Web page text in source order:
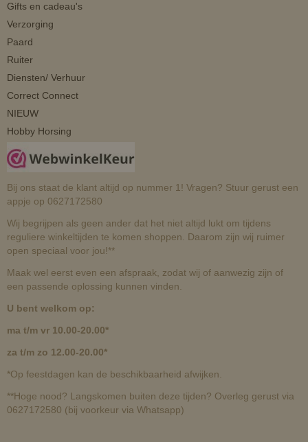
Gifts en cadeau's
Verzorging
Paard
Ruiter
Diensten/ Verhuur
Correct Connect
NIEUW
Hobby Horsing
Bij ons staat de klant altijd op nummer 1! Vragen? Stuur gerust een
appje op 0627172580
Wij begrijpen als geen ander dat het niet altijd lukt om tijdens
reguliere winkeltijden te komen shoppen. Daarom zijn wij ruimer
open speciaal voor jou!**
Maak wel eerst even een afspraak, zodat wij of aanwezig zijn of
een passende oplossing kunnen vinden.
U bent welkom op:
ma t/m vr 10.00-20.00*
za t/m zo 12.00-20.00*
*Op feestdagen kan de beschikbaarheid afwijken.
**Hoge nood? Langskomen buiten deze tijden? Overleg gerust via
0627172580 (bij voorkeur via Whatsapp)